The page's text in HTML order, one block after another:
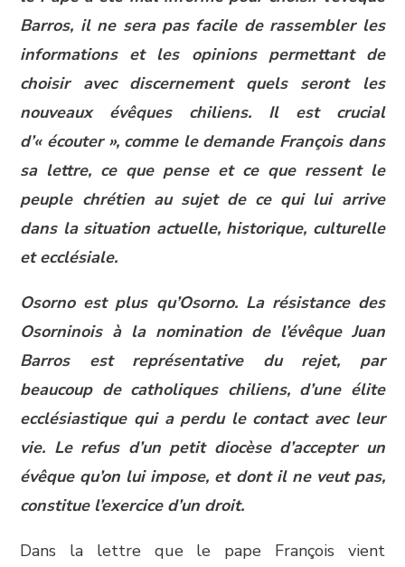
Barros, il ne sera pas facile de rassembler les
informations et les opinions permettant de
choisir avec discernement quels seront les
nouveaux évêques chiliens. Il est crucial
d’« écouter », comme le demande François dans
sa lettre, ce que pense et ce que ressent le
peuple chrétien au sujet de ce qui lui arrive
dans la situation actuelle, historique, culturelle
et ecclésiale.
Osorno est plus qu’Osorno. La résistance des
Osorninois à la nomination de l’évêque Juan
Barros est représentative du rejet, par
beaucoup de catholiques chiliens, d’une élite
ecclésiastique qui a perdu le contact avec leur
vie. Le refus d’un petit diocèse d’accepter un
évêque qu’on lui impose, et dont il ne veut pas,
constitue l’exercice d’un droit.
Dans la lettre que le pape François vient